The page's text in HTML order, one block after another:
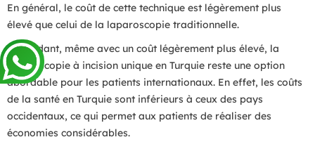
En général, le coût de cette technique est légèrement plus
élevé que celui de la laparoscopie traditionnelle.
Cependant, même avec un coût légèrement plus élevé, la
laparoscopie à incision unique en Turquie reste une option
abordable pour les patients internationaux. En effet, les coûts
de la santé en Turquie sont inférieurs à ceux des pays
occidentaux, ce qui permet aux patients de réaliser des
économies considérables.